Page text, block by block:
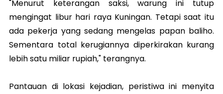
"Menurut keterangan saksi, warung ini tutup
mengingat libur hari raya Kuningan. Tetapi saat itu
ada pekerja yang sedang mengelas papan baliho.
Sementara total kerugiannya diperkirakan kurang
lebih satu miliar rupiah," terangnya.
Pantauan di lokasi kejadian, peristiwa ini menyita